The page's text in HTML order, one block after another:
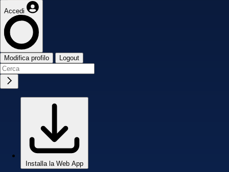
Accedi
Modifica profilo Logout
Installa la Web App